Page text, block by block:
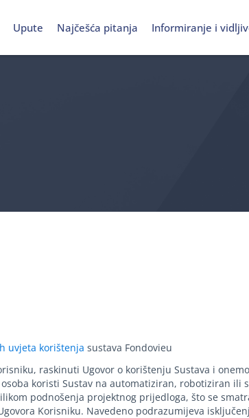
Upute Najčešća pitanja Informiranje i
uvjeta korištenja sustava Fondovieu
raskinuti Ugovor o korištenju Sustava i
koristi Sustav na automatiziran, robotiziran
podnošenja projektnog prijedloga, što se
Korisniku. Navedeno podrazumijeva